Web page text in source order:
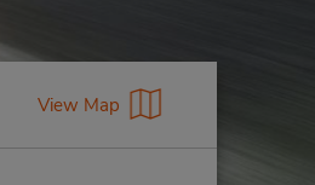
View Map